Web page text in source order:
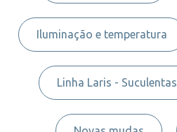
Iluminação e temperatura
Linha Laris - Suculentas